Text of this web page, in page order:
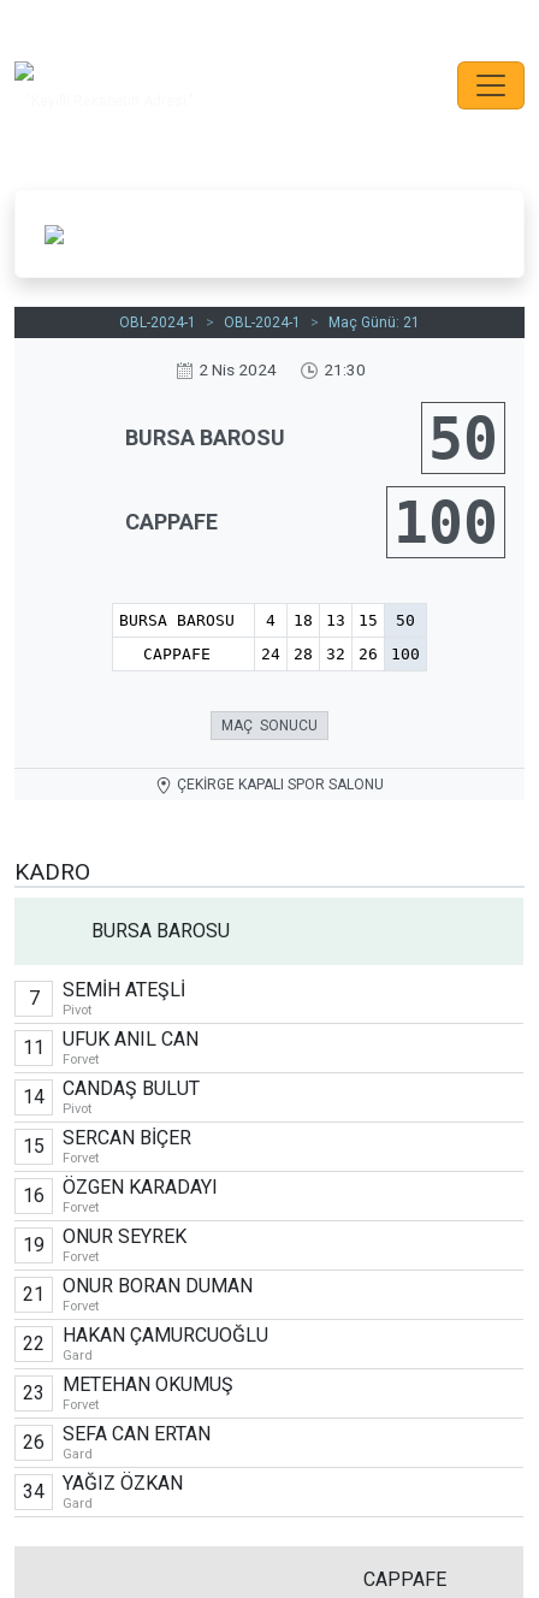
OBL-2024-1 > OBL-2024-1 > Maç Günü: 21
2 Nis 2024 21:30
BURSA BAROSU 50
CAPPAFE 100
BURSA BAROSU 4 18 13 15
50
CAPPAFE
24 28 32 26 100
MAÇ SONUCU
ÇEKİRGE KAPALI SPOR SALONU
KADRO
BURSA BAROSU
7 SEMİH ATEŞLİ
Pivot
11 UFUK ANIL CAN
Forvet
14 CANDAŞ BULUT
Pivot
15 SERCAN BİÇER
Forvet
16 ÖZGEN KARADAYI
Forvet
19 ONUR SEYREK
Forvet
21 ONUR BORAN DUMAN
Forvet
22 HAKAN ÇAMURCUOĞLU
Gard
23 METEHAN OKUMUŞ
Forvet
26 SEFA CAN ERTAN
Gard
34 YAĞIZ ÖZKAN
Gard
CAPPAFE